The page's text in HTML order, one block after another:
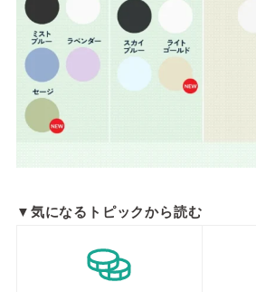
▼気になるトピックから読む